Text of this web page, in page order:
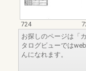
724
お探しのページは「
タログビューでは
んになれます。